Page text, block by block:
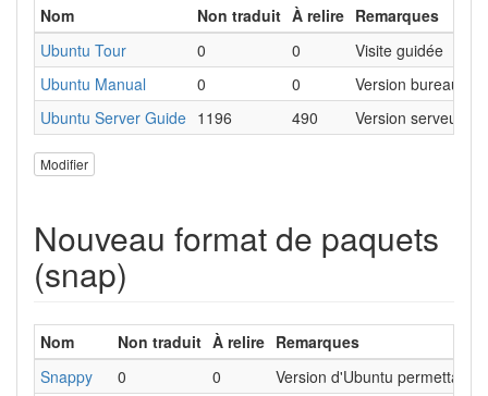
Nom Non traduit À relire Remarques
Ubuntu Tour
0 0
Visite guidée
Ubuntu Manual
0 0
Version bureau
Ubuntu Server Guide 1196 490 Version serveur
Modifier
Nouveau format de paquets
(snap)
Nom Non traduit À relire Remarques
Snappy
0 0 Version d'Ubuntu permettant